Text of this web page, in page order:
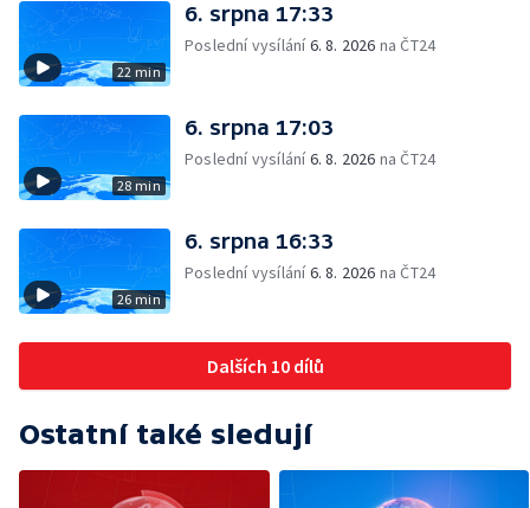
22 min
6. srpna 17:33
Poslední vysílání6. 8. 2026 na ČT24
28 min
6. srpna 17:03
Poslední vysílání6. 8. 2026 na ČT24
26 min
6. srpna 16:33
Poslední vysílání6. 8. 2026 na ČT24
Dalších 10 dílů
Ostatní také sledují